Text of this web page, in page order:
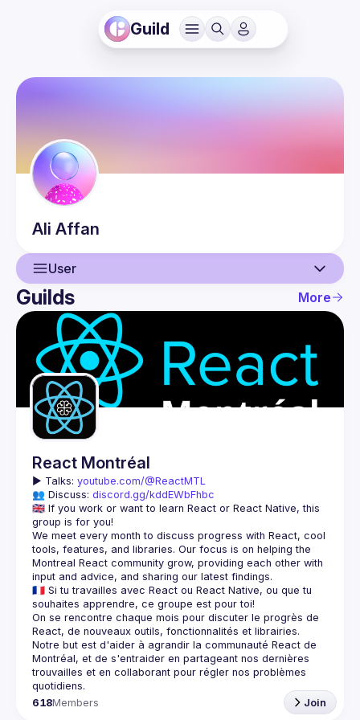
Guild
Ali Affan
User
User
Events
Guilds
Guilds More
React Montréal
▶️ Talks: youtube.com/@ReactMTL
👥 Discuss: discord.gg/kddEWbFhbc
🇬🇧 If you work or want to learn React or React Native, this
We meet every month to discuss progress with React, cool
tools, features, and libraries. Our focus is on helping the
Montreal React community grow, providing each other with
🇫🇷 Si tu travailles avec React ou React Native, ou que tu
On se rencontre chaque mois pour discuter le progrès de
React, de nouveaux outils, fonctionnalités et librairies.
Notre but est d'aider à agrandir la communauté React de
Montréal, et de s'entraider en partageant nos dernières
trouvailles et en collaborant pour régler nos problèmes
618Members Join